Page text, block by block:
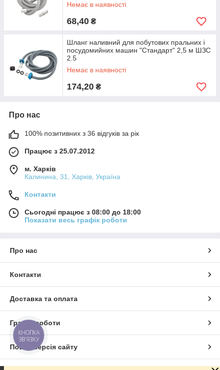
Немає в наявності
68,40 ₴
Шланг наливний для побутових пральних і
посудомийних машин "Стандарт" 2,5 м ШЗС
2.5
Немає в наявності
174,20 ₴
Про нас
100% позитивних з 36 відгуків за рік
Працює з 25.07.2012
м. Харків
Калинина, 31, Харків, Україна
Контакти
Сьогодні працює з 08:00 до 18:00
Показати весь графік роботи
Про нас
Контакти
Доставка та оплата
Графік роботи
Повна версія сайту
КНОПКА
ЗВ'ЯЗКУ